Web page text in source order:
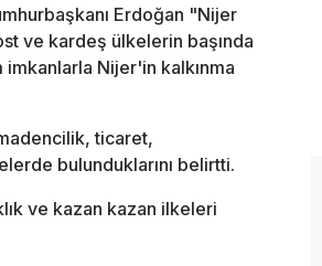
Erdoğan "Nijer
ve kardeş ülkelerin başında
Nijer'in kalkınma
ticaret,
bulunduklarını belirtti.
ve kazan kazan ilkeleri